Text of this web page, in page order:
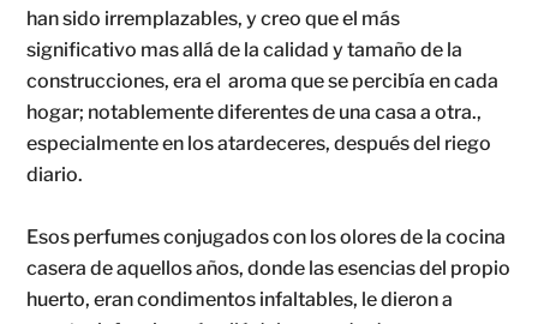
han sido irremplazables, y creo que el más
significativo mas allá de la calidad y tamaño de la
construcciones, era el aroma que se percibía en cada
hogar; notablemente diferentes de una casa a otra.,
especialmente en los atardeceres, después del riego
diario.
Esos perfumes conjugados con los olores de la cocina
casera de aquellos años, donde las esencias del propio
huerto, eran condimentos infaltables, le dieron a